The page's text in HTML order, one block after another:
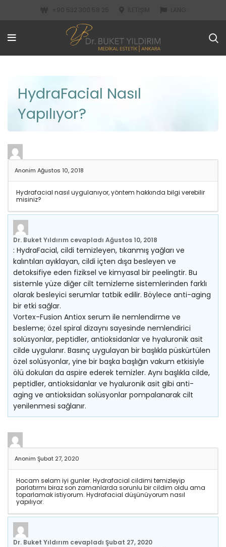
HydraFacial Nasıl
Yapılıyor?
Anonim Ağustos 10, 2018
Hydrafacial nasıl uygulanıyor, yöntem hakkında bilgi verebilir
misiniz?
Dr. Buket Yıldırım cevapladı Ağustos 10, 2018
: HydraFacial, cildi temizleyen, tıkanmış yağları ve
kalıntıları ayıklayan, cildi içten dışa besleyen ve
detoksifiye eden fiziksel ve kimyasal bir peelingtir. Bu
sistemle yüze diğer cilt temizleme sistemlerinden farklı
olarak besleyici serumlar tatbik edilir. Böylece anti-aging
bir etki sağlar.
Vortex-Fusion Antiox serum ile nemlendirme ve
besleme; özel spiral dizaynı sayesinde nemlendirici
solüsyonlar, peptidler, antioksidanlar ve hyaluronik asit
cilde uygulanır. Basınç uygulayan bir başlıkla püskürtülen
özel solüsyonlar, yine bir başka başlığın vakum etkisiyle
ölü dokuları da aspire ederek temizler. Aynı başlıkla cilde,
peptidler, antioksidanlar ve hyaluronik asit gibi anti-
aging ve antioksidan solüsyonlar pompalanarak cilt
yenilenmesi sağlanır.
Anonim Şubat 27, 2020
Hocam selam iyi gunler. Hydrafacial cildimi temizleyip
parlatırmı biraz son zamanlarda sorunlu bir cildim oldu ama
toparlamak istiyorum. Hydrafacial düşünüyorum nasıl
yapılıyor.
Dr. Buket Yıldırım cevapladı Şubat 27, 2020